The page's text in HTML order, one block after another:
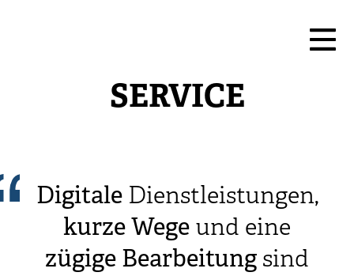
SERVICE
DigitaleDienstleistungen,
kurzeWege und eine
zügige Bearbeitung sind